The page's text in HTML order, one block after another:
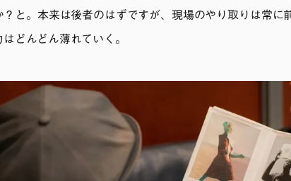
？と。本来は後者のはずですが、現場のやり取りは常に
どんどん薄れていく。